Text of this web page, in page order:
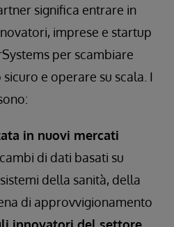
significa entrare in
imprese e startup
per scambiare
e operare su scala. I
in nuovi mercati
di dati basati su
della sanità, della
di approvvigionamento